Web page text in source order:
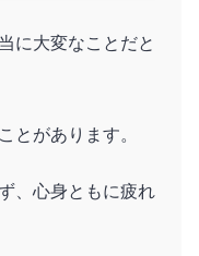
に大変なことだと
とがあります。
、心身ともに疲れ